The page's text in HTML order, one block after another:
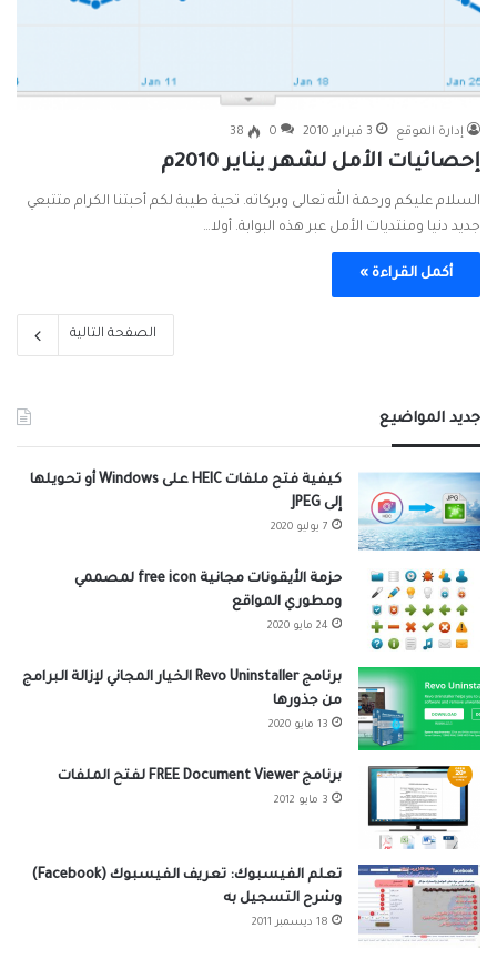
إدارة الموقع 3 فبراير 2010 0
38
إحصائيات الأمل لشهر يناير 2010م
السلام عليكم ورحمة الله تعالى وبركاته. تحية طيبة لكم أحبتنا الكرام متتبعي
جديد دنيا ومنتديات الأمل عبر هذه البوابة. أولا…
أكمل القراءة »
الصفحة التالية
جديد المواضيع
كيفية فتح ملفات HEIC على Windows أو تحويلها
إلى JPEG
7 يوليو 2020
حزمة الأيقونات مجانية free icon لمصممي
ومطوري المواقع
24 مايو 2020
برنامج Revo Uninstaller الخيار المجاني لإزالة البرامج
من جذورها
13 مايو 2020
برنامج FREE Document Viewer لفتح الملفات
3 مايو 2012
تعلم الفيسبوك: تعريف الفيسبوك (Facebook)
وشرح التسجيل به
18 ديسمبر 2011